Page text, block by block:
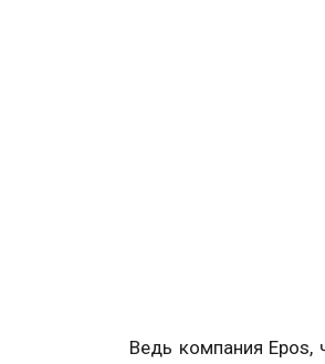
Ведь компания Epos,